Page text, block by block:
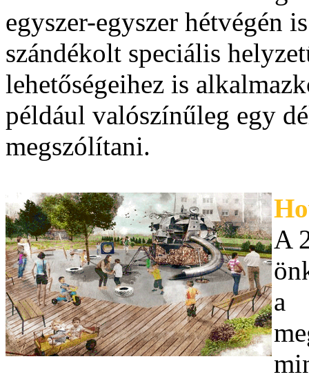
egyszer-egyszer hétvégén
szándékolt speciális
lehetőségeihez is
például valószínűleg egy
megszólítani.
A
a